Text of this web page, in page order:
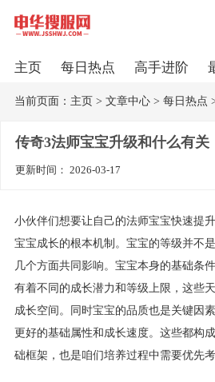
主页 每日热点 高手进阶
当前页面： 主页> 文章中心> 每日热点
传奇3法师宝宝升级和什么有关
更新时间： 2026-03-17
小伙伴们想要让自己的法师宝宝快速提
宝宝成长的根本机制。宝宝的等级并不
几个方面共同影响。宝宝本身的基础条
有着不同的成长潜力和等级上限，这些
成长空间。同时宝宝的品质也是关键因
更好的基础属性和成长速度。这些都构
础框架，也是咱们培养过程中需要优先考